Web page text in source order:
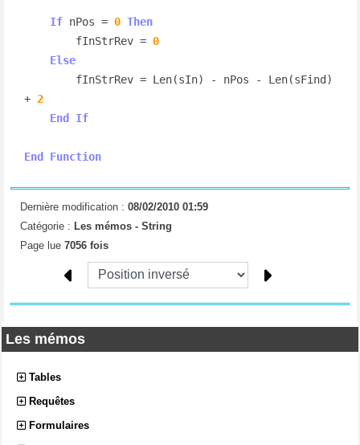
Les mémos
Tables
Requêtes
Formulaires
If nPos = 0 Then
        fInStrRev =
0
Else
+ 2
End If
End Function
Dernière modification : 08/02/2010 01:59
Catégorie : Les mémos - String
Page lue 7056 fois